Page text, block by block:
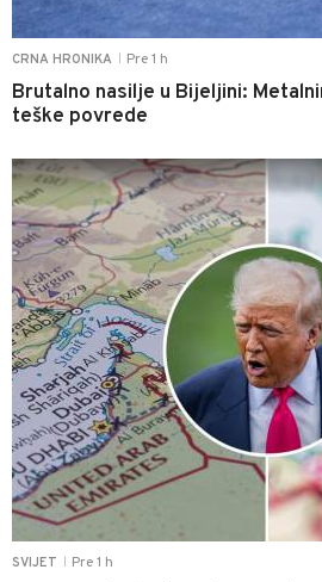
CRNA HRONIKA Pre 1 h
Brutalno nasilje u Bijeljini:
teške povrede
SVIJET Pre 1 h